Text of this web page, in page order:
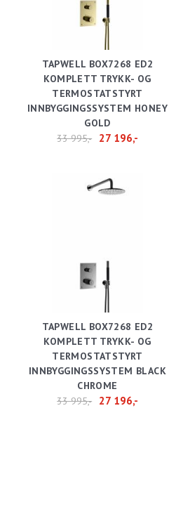
TAPWELL BOX7268 ED2
KOMPLETT TRYKK- OG
TERMOSTATSTYRT
INNBYGGINGSSYSTEM HONEY
GOLD
33 995,-
27 196,-
TAPWELL BOX7268 ED2
KOMPLETT TRYKK- OG
TERMOSTATSTYRT
INNBYGGINGSSYSTEM BLACK
CHROME
33 995,-
27 196,-